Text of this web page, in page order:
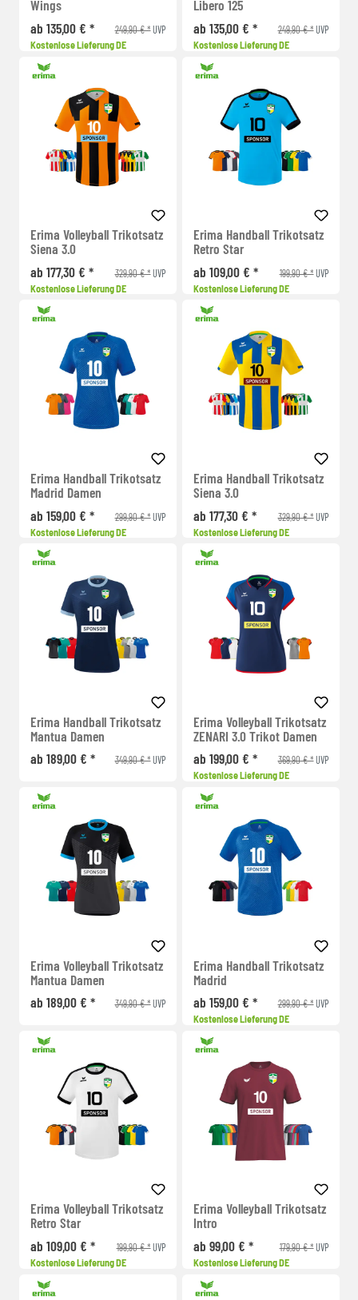
Wings
ab 135,00 € *
249,90 € *UVP
Kostenlose Lieferung DE
Libero 125
ab 135,00 € *
249,90 € *UVP
Kostenlose Lieferung DE
Erima Volleyball Trikotsatz
Siena 3.0
ab 177,30 € *
329,90 € *UVP
Kostenlose Lieferung DE
Erima Handball Trikotsatz
Retro Star
ab 109,00 € *
199,90 € *UVP
Kostenlose Lieferung DE
Erima Handball Trikotsatz
Madrid Damen
ab 159,00 € *
299,90 € *UVP
Kostenlose Lieferung DE
Erima Handball Trikotsatz
Siena 3.0
ab 177,30 € *
329,90 € *UVP
Kostenlose Lieferung DE
Erima Handball Trikotsatz
Mantua Damen
ab 189,00 € *
349,90 € *UVP
Erima Volleyball Trikotsatz
ZENARI 3.0 Trikot Damen
ab 199,00 € *
369,90 € *UVP
Kostenlose Lieferung DE
Erima Volleyball Trikotsatz
Mantua Damen
ab 189,00 € *
349,90 € *UVP
Erima Handball Trikotsatz
Madrid
ab 159,00 € *
299,90 € *UVP
Kostenlose Lieferung DE
Erima Volleyball Trikotsatz
Retro Star
ab 109,00 € *
199,90 € *UVP
Kostenlose Lieferung DE
Erima Volleyball Trikotsatz
Intro
ab 99,00 € *
179,90 € *UVP
Kostenlose Lieferung DE